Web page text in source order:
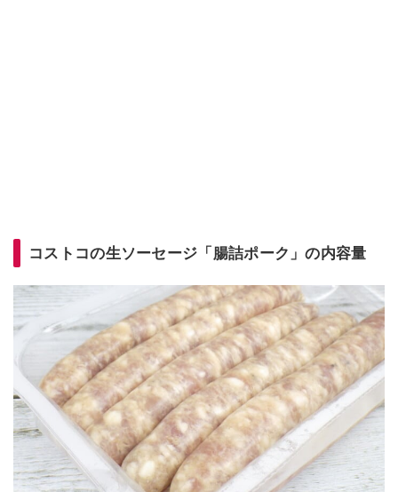
コストコの生ソーセージ「腸詰ポーク」の内容量